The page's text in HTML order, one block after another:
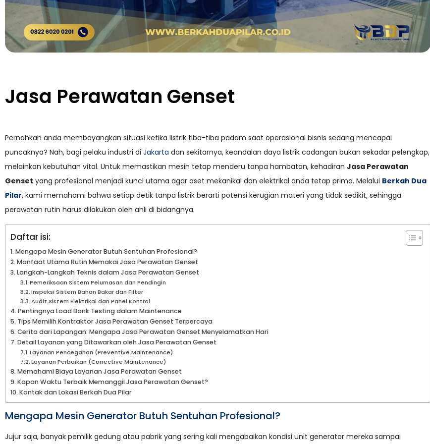
Jasa Perawatan Genset
Pernahkah anda membayangkan situasi ketika listrik tiba-tiba padam saat operasional bisnis sedang mencapai
puncaknya? Nah, bagi pelaku industri di Jakarta dan sekitarnya, keandalan daya listrik cadangan bukan sekadar pelengkap,
melainkan kebutuhan vital. Untuk memastikan mesin tetap menderu tanpa hambatan, kehadiran Jasa Perawatan
Genset yang profesional menjadi kunci utama agar aset mekanikal dan elektrikal anda tetap prima. Melalui Berkah Dua
Pilar, kami memahami bahwa setiap detik tanpa listrik berarti potensi kerugian materi yang tidak sedikit, sehingga
perawatan rutin harus dilakukan oleh ahli di bidangnya.
Daftar isi:
Mengapa Mesin Generator Butuh Sentuhan Profesional?
Manfaat Utama Rutin Memakai Jasa Perawatan Genset
Langkah-Langkah Teknis dalam Jasa Perawatan Genset
Pemeriksaan Sistem Pelumasan dan Pendingin
Inspeksi Sistem Bahan Bakar dan Filter
Audit Sistem Elektrikal dan Panel Kontrol
Pentingnya Load Bank Testing dalam Maintenance
Tips Memilih Kontraktor Jasa Perawatan Genset Terpercaya
Cerita dari Lapangan: Mengapa Jasa Perawatan Genset Menyelamatkan Hari
Detail Layanan yang Ditawarkan oleh Jasa Perawatan Genset
Layanan Pencegahan (Preventive Maintenance)
Layanan Perbaikan (Corrective Maintenance)
Memahami Biaya Layanan Jasa Perawatan Genset
Kapan Waktu Terbaik Memanggil Jasa Perawatan Genset?
Kontak dan Lokasi Berkah Dua Pilar
Mengapa Mesin Generator Butuh Sentuhan Profesional?
Jujur saja, banyak pemilik gedung atau pabrik yang sering kali mengabaikan kondisi unit generator mereka sampai